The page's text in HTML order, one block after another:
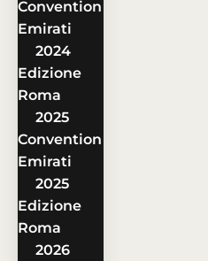
Convention
Emirati
2024
Edizione
Roma
2025
Convention
Emirati
2025
Edizione
Roma
2026